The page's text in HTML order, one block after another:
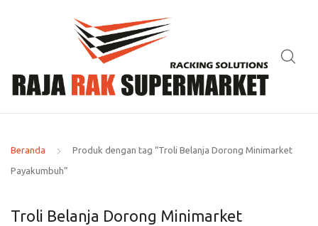
Beranda Produk dengan tag “Troli Belanja Dorong Minimarket
Payakumbuh”
Troli Belanja Dorong Minimarket